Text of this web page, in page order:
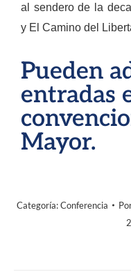
al sendero de la
y El Camino del
Pueden
entradas
Mayor.
Categoría:Conferencia